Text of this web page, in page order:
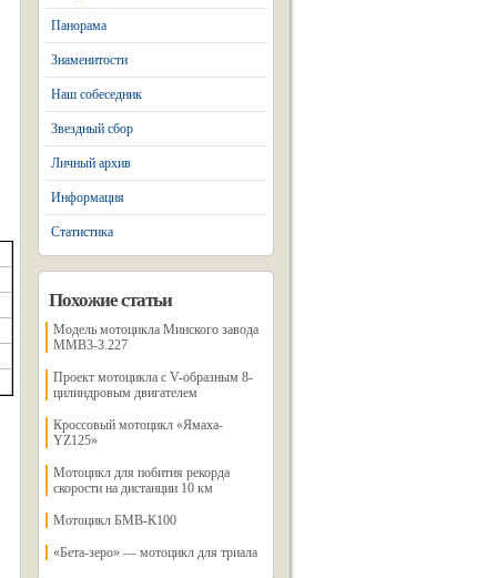
Панорама
Знаменитости
Наш собеседник
Звездный сбор
Личный архив
Информация
Статистика
Похожие статьи
Модель мотоцикла Минского завода
MMB3-3.227
Проект мотоцикла с V-образным 8-
цилиндровым двигателем
Кроссовый мотоцикл «Ямаха-
YZ125»
Мотоцикл для побития рекорда
скорости на дистанции 10 км
Мотоцикл БМВ-К100
«Бета-зеро» — мотоцикл для триала